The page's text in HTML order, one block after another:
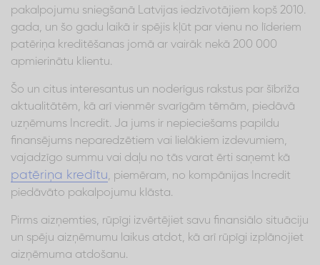
pakalpojumu sniegšanā Latvijas iedzīvotājiem kopš 2010.
gada, un šo gadu laikā ir spējis kļūt par vienu no līderiem
patēriņa kreditēšanas jomā ar vairāk nekā 200 000
apmierinātu klientu.
Šo un citus interesantus un noderīgus rakstus par šībrīža
aktualitātēm, kā arī vienmēr svarīgām tēmām, piedāvā
uzņēmums Incredit. Ja jums ir nepieciešams papildu
finansējums neparedzētiem vai lielākiem izdevumiem,
vajadzīgo summu vai daļu no tās varat ērti saņemt kā
patēriņa kredītu, piemēram, no kompānijas Incredit
piedāvāto pakalpojumu klāsta.
Pirms aizņemties, rūpīgi izvērtējiet savu finansiālo situāciju
un spēju aizņēmumu laikus atdot, kā arī rūpīgi izplānojiet
aizņēmuma atdošanu.